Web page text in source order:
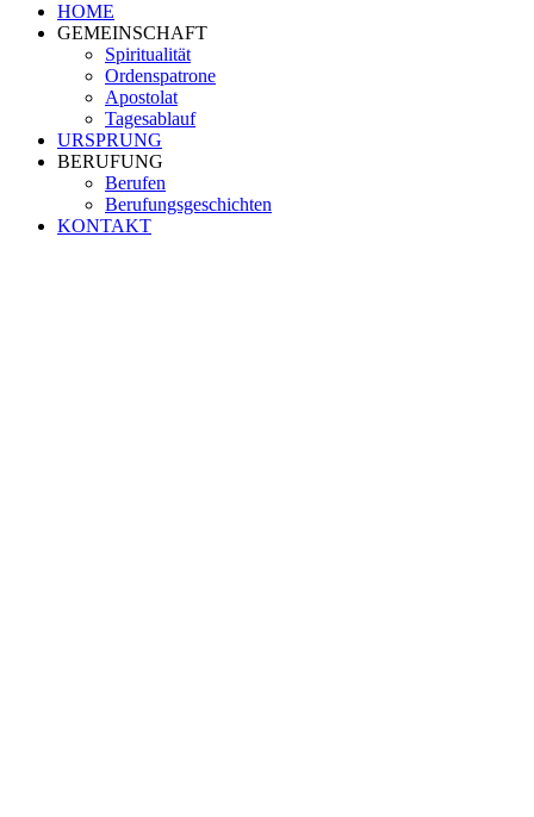
HOME
GEMEINSCHAFT
Spiritualität
Ordenspatrone
Apostolat
Tagesablauf
URSPRUNG
BERUFUNG
Berufen
Berufungsgeschichten
KONTAKT